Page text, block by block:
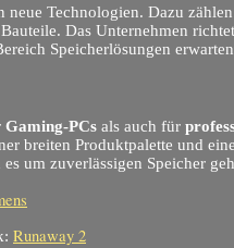
Technologien. Dazu
Das Unternehmen
Speicherlösungen
Gaming-PCs als auch für
breiten Produktpalette und
um zuverlässigen Speicher
Runaway 2